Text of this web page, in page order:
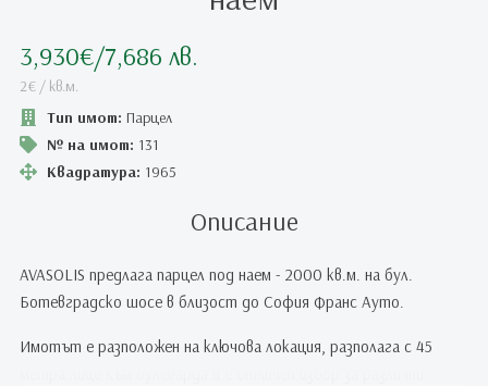
3,930€/7,686 лв.
2€ / кв.м.
Тип имот: Парцел
№ на имот: 131
Квадратура: 1965
Описание
AVASOLIS предлага парцел под наем - 2000 кв.м. на бул.
Ботевградско шосе в близост до София Франс Ауто.
Имотът е разположен на ключова локация, разполага с 45